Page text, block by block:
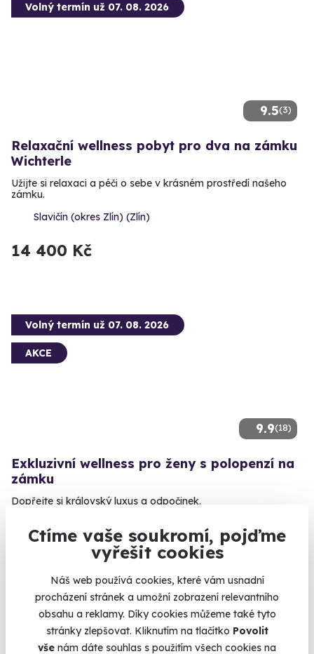
Ctíme vaše soukromí, pojďme
vyřešit cookies
Náš web používá cookies, které vám usnadní
procházení stránek a umožní zobrazení relevantního
obsahu a reklamy. Díky cookies můžeme také tyto
stránky zlepšovat. Kliknutím na tlačítko Povolit
vše nám dáte souhlas s použitím všech cookies na
9.5(3)
Volný termín už 07. 08. 2026
Relaxační wellness pobyt pro dva na zámku
Wichterle
Užijte si relaxaci a péči o sebe v krásném prostředí našeho
zámku.
Slavičín (okres Zlín) (Zlín)
14 400 Kč
9.9(18)
Volný termín už 07. 08. 2026
AKCE
Exkluzivní wellness pro ženy s polopenzí na
zámku
Dopřejte si královský luxus a odpočinek.
Volný termín už 09. 08. 2026